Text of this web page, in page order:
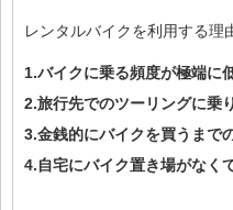
レンタルバイクを利用する理
1.バイクに乗る頻度が極端に
2.旅行先でのツーリングに乗
3.金銭的にバイクを買うまで
4.自宅にバイク置き場がなく